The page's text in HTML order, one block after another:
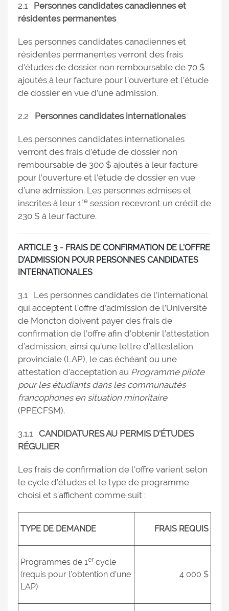
2.1 Personnes candidates canadiennes et
résidentes permanentes
Les personnes candidates canadiennes et
résidentes permanentes verront des frais
d'études de dossier non remboursable de 70 $
ajoutés à leur facture pour l’ouverture et l’étude
de dossier en vue d’une admission.
2.2 Personnes candidates internationales
Les personnes candidates internationales
verront des frais d’étude de dossier non
remboursable de 300 $ ajoutés à leur facture
pour l’ouverture et l’étude de dossier en vue
d’une admission. Les personnes admises et
inscrites à leur 1re session recevront un crédit de
230 $ à leur facture.
ARTICLE 3 - FRAIS DE CONFIRMATION DE L’OFFRE
D’ADMISSION POUR PERSONNES CANDIDATES
INTERNATIONALES
3.1 Les personnes candidates de l’international
qui acceptent l’offre d’admission de l’Université
de Moncton doivent payer des frais de
confirmation de l’offre afin d’obtenir l’attestation
d’admission, ainsi qu’une lettre d’attestation
provinciale (LAP), le cas échéant ou une
attestation d’acceptation au Programme pilote
pour les étudiants dans les communautés
francophones en situation minoritaire
(PPECFSM).
3.1.1 CANDIDATURES AU PERMIS D’ÉTUDES
RÉGULIER
Les frais de confirmation de l’offre varient selon
le cycle d’études et le type de programme
choisi et s’affichent comme suit :
TYPE DE DEMANDE FRAIS REQUIS
Programmes de 1er cycle
(requis pour l’obtention d’une
LAP)
4 000 $